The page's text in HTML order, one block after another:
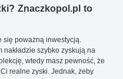
Znaczkopol.pl to
się poważną inwestycją.
nakładzie szybko zyskują na
wtedy masz pewność, że
realne zyski. Jednak, żeby